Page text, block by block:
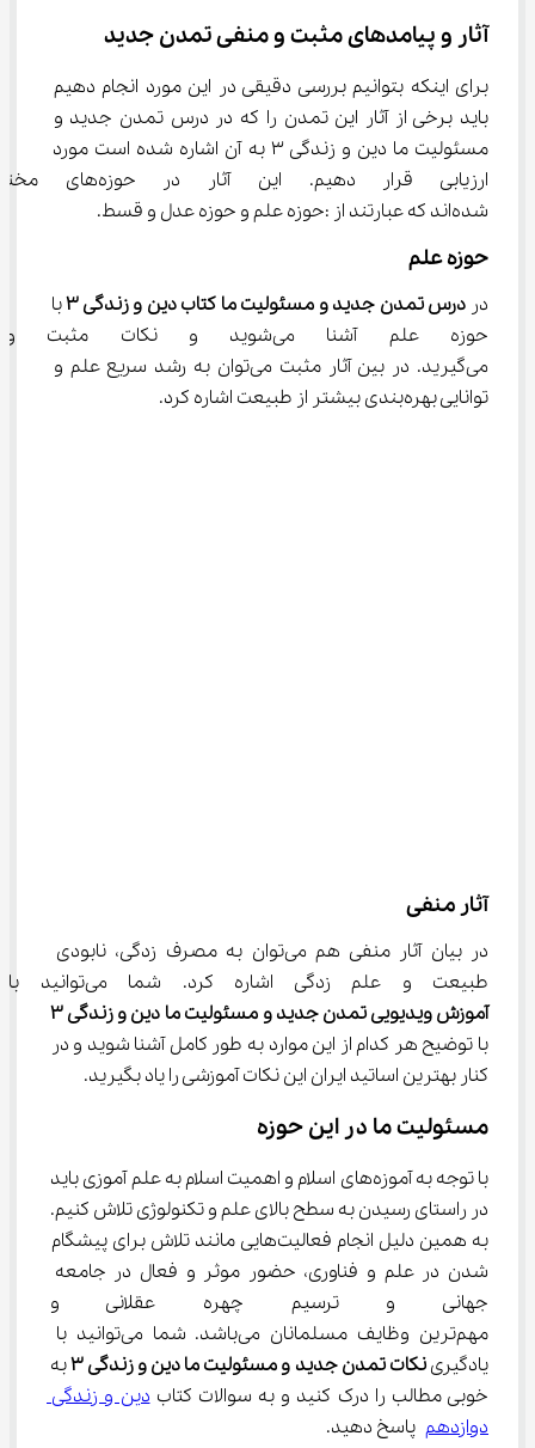
آثار و پیامدهای مثبت و منفی تمدن جدید
برای اینکه بتوانیم بررسی دقیقی در این مورد انجام دهیم
باید برخی از آثار این تمدن را که در درس تمدن جدید و
مسئولیت ما دین و زندگی ۳ به آن اشاره شده است مورد
ارزیابی قرار دهیم. این
شده‌اند که عبارتند از :حوزه علم و حوزه عدل و قسط.
حوزه علم
در درس تمدن جدید و مسئولیت ما کتاب دین و زندگی ۳ با
حوزه علم آشنا می‌شوید و
می‌گیرید. در بین آثار مثبت می‌توان به رشد سریع علم و
توانایی بهره‌بندی بیشتر از طبیعت اشاره کرد.
آثار منفی
در بیان آثار منفی هم می‌توان به مصرف زدگی، نابودی
طبیعت و علم زدگی اشاره کرد. شما می‌توانید با کمک
آموزش ویدیویی تمدن جدید و مسئولیت ما دین و زندگی ۳
با توضیح هر کدام از این موارد به طور کامل آشنا شوید و در
کنار بهترین اساتید ایران این نکات آموزشی را یاد بگیرید.
مسئولیت ما در این حوزه
با توجه به آموزه‌های اسلام و اهمیت اسلام به علم آموزی باید
در راستای رسیدن به سطح بالای علم و تکنولوژی تلاش کنیم.
به همین دلیل انجام فعالیت‌هایی مانند تلاش برای پیشگام
شدن در علم و فناوری، حضور موثر و فعال در جامعه
جهانی و ترسیم چهره عقلانی و
مهم‌ترین وظایف مسلمانان می‌باشد. شما می‌توانید با
یادگیری نکات تمدن جدید و مسئولیت ما دین و زندگی ۳ به
خوبی مطالب را درک کنید و به سوالات کتاب دین و زندگی
دوازدهم پاسخ دهید.